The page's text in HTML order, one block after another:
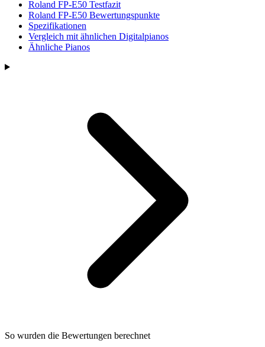
Roland FP-E50 Testfazit
Roland FP-E50 Bewertungspunkte
Spezifikationen
Vergleich mit ähnlichen Digitalpianos
Ähnliche Pianos
So wurden die Bewertungen berechnet